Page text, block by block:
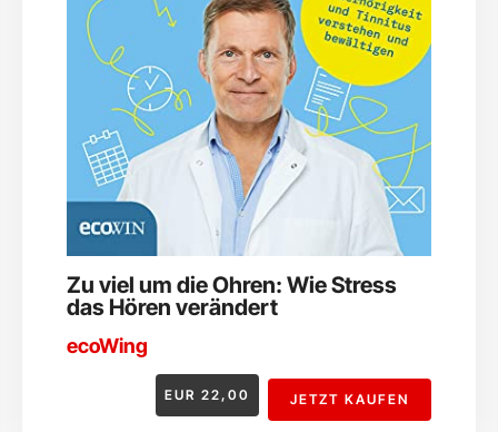
Zu viel um die Ohren: Wie Stress
das Hören verändert
ecoWing
EUR 22,00 JETZT KAUFEN